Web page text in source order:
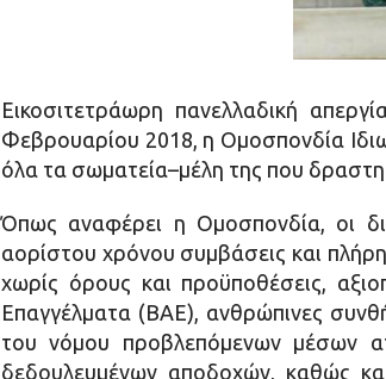
Εικοσιτετράωρη πανελλαδική
Φεβρουαρίου 2018, η Ομοσπονδία
όλα τα σωματεία–μέλη της που
Όπως αναφέρει η Ομοσπονδία, οι
αορίστου χρόνου συμβάσεις και
χωρίς όρους και προϋποθέσεις,
Επαγγέλματα (ΒΑΕ), ανθρώπινες
του νόμου προβλεπόμενων μέσων
δεδουλευμένων αποδοχών, καθώς